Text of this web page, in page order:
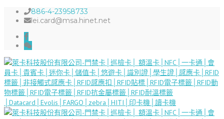
886-4-23958733
lei.card@msa.hinet.net